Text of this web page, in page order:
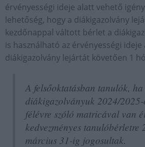
érvényességi ideje alatt vehető
lehetőség, hogy a diákigazolvány
kezdőnappal váltott bérlet a
is használható az érvényességi
diákigazolvány lejártát követően 1
A felsőoktatásban tanulók, ha
diákigazolványuk 2024/2025-
félévre szóló matricával van
kedvezményes tanulóbérletre
március 31-ig jogosultak.